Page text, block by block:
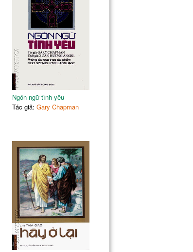
Ngôn ngữ tình yêu
Tác giả: Gary Chapman